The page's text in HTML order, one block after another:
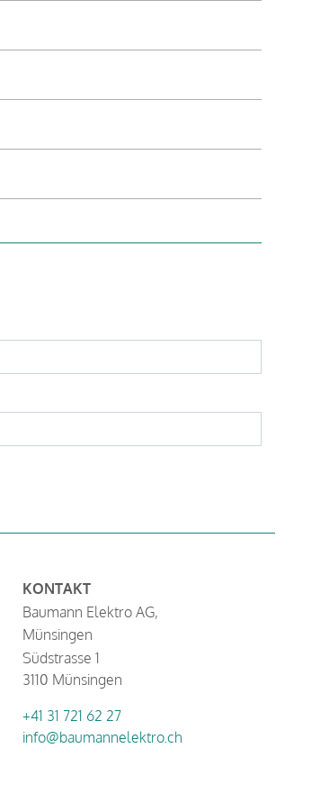
KONTAKT
Baumann Elektro AG,
Münsingen
Südstrasse 1
3110 Münsingen
+41 31 721 62 27
info@baumannelektro.ch